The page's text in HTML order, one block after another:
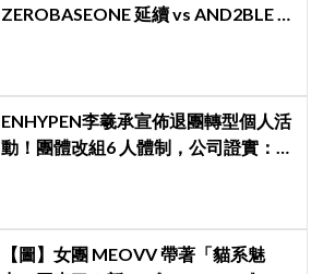
ZEROBASEONE 延續 vs AND2BLE 重
ENHYPEN李羲承宣佈退團轉型個人活
動！團體改組6 人體制，公司證實：尊
【圖】女團 MEOVV 帶著「貓系魅